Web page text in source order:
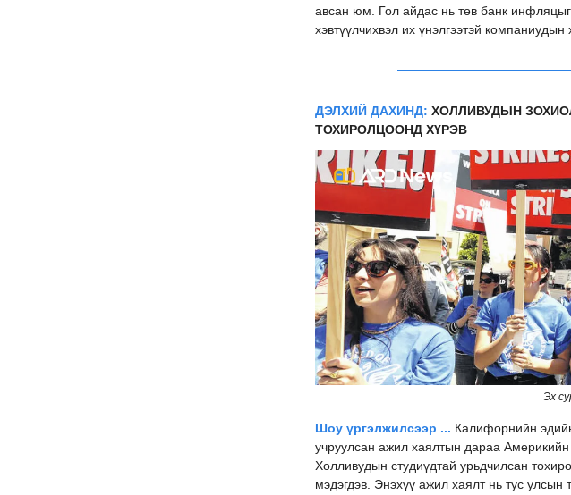
авсан юм. Гол айдас нь төв банк
хэвтүүлчихвэл их үнэлгээтэй
ДЭЛХИЙ ДАХИНД: ХОЛЛИВУДЫН
ТОХИРОЛЦООНД ХҮРЭВ
Эх
Шоу үргэлжилсээр ... Калифорнийн
учруулсан ажил хаялтын дараа
Холливудын студиүдтай урьдчилсан
мэдэгдэв. Энэхүү ажил хаялт нь тус улсын